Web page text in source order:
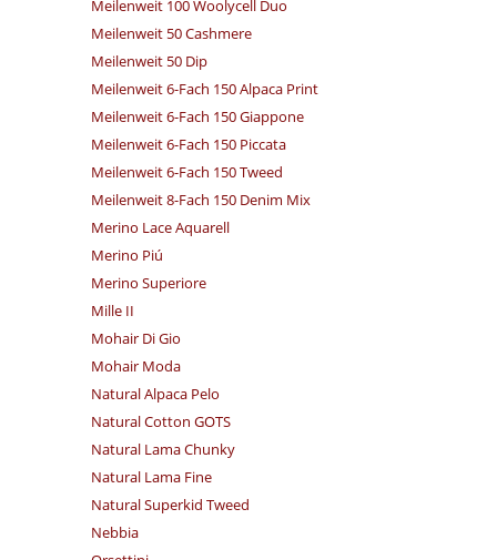
Meilenweit 100 Woolycell Duo
Meilenweit 50 Cashmere
Meilenweit 50 Dip
Meilenweit 6-Fach 150 Alpaca Print
Meilenweit 6-Fach 150 Giappone
Meilenweit 6-Fach 150 Piccata
Meilenweit 6-Fach 150 Tweed
Meilenweit 8-Fach 150 Denim Mix
Merino Lace Aquarell
Merino Piú
Merino Superiore
Mille II
Mohair Di Gio
Mohair Moda
Natural Alpaca Pelo
Natural Cotton GOTS
Natural Lama Chunky
Natural Lama Fine
Natural Superkid Tweed
Nebbia